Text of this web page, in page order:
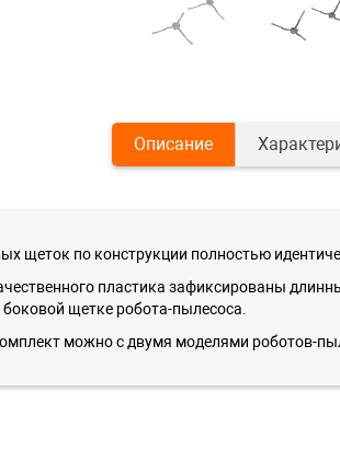
Описание
щеток по конструкции полностью
пластика зафиксированы
щетке робота-пылесоса.
можно с двумя моделями роботов-